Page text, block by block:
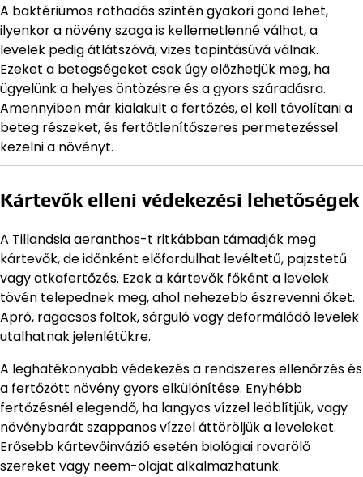
A baktériumos rothadás szintén gyakori gond lehet,
ilyenkor a növény szaga is kellemetlenné válhat, a
levelek pedig átlátszóvá, vizes tapintásúvá válnak.
Ezeket a betegségeket csak úgy előzhetjük meg, ha
ügyelünk a helyes öntözésre és a gyors száradásra.
Amennyiben már kialakult a fertőzés, el kell távolítani a
beteg részeket, és fertőtlenítőszeres permetezéssel
kezelni a növényt.
Kártevők elleni védekezési lehetőségek
A Tillandsia aeranthos-t ritkábban támadják meg
kártevők, de időnként előfordulhat levéltetű, pajzstetű
vagy atkafertőzés. Ezek a kártevők főként a levelek
tövén telepednek meg, ahol nehezebb észrevenni őket.
Apró, ragacsos foltok, sárguló vagy deformálódó levelek
utalhatnak jelenlétükre.
A leghatékonyabb védekezés a rendszeres ellenőrzés és
a fertőzött növény gyors elkülönítése. Enyhébb
fertőzésnél elegendő, ha langyos vízzel leöblítjük, vagy
növénybarát szappanos vízzel áttöröljük a leveleket.
Erősebb kártevőinvázió esetén biológiai rovarölő
szereket vagy neem-olajat alkalmazhatunk.